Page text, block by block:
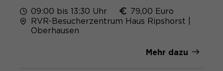
09:00 bis 13:30 Uhr
79,00 Euro
RVR-Besucherzentrum Haus Ripshorst |
Oberhausen
Mehr dazu